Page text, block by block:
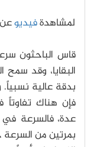
لمشاهدةفيديوعن
قاس الباحثون
البقايا، وقد سمح
بدقة عالية نسبياً.
فإن هناك
عدة، فالسرعة في
بمرتين من